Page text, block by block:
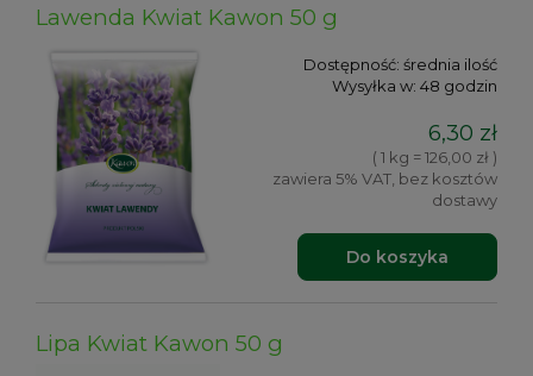
Lawenda Kwiat Kawon 50 g
Dostępność: średnia ilość
Wysyłka w: 48 godzin
6,30 zł
( 1 kg = 126,00 zł )
zawiera 5% VAT, bez kosztów
dostawy
Do koszyka
Lipa Kwiat Kawon 50 g